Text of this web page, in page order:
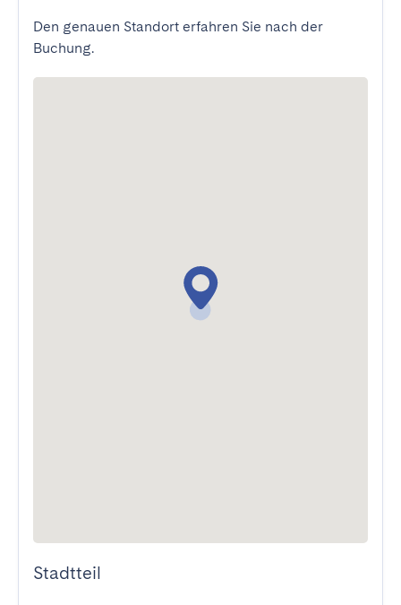
Den genauen Standort erfahren Sie nach der
Buchung.
Stadtteil